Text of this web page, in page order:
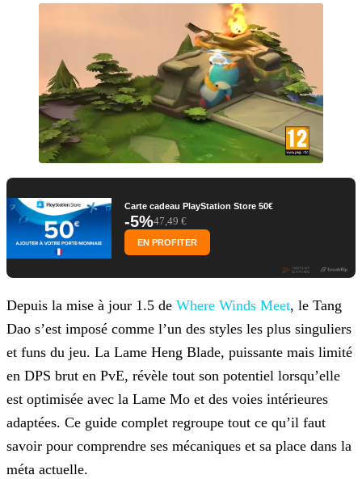
Carte cadeau PlayStation Store 50€
-5%47,49 €
EN PROFITER
Depuis la mise à jour 1.5 de Where Winds Meet, le Tang
Dao s’est imposé comme l’un des styles les plus singuliers
et funs du jeu. La Lame Heng Blade, puissante mais limité
en DPS brut en PvE, révèle tout son potentiel lorsqu’elle
est optimisée avec la Lame Mo et des voies intérieures
adaptées. Ce guide complet regroupe tout ce qu’il faut
savoir pour comprendre ses mécaniques et sa place dans la
méta actuelle.